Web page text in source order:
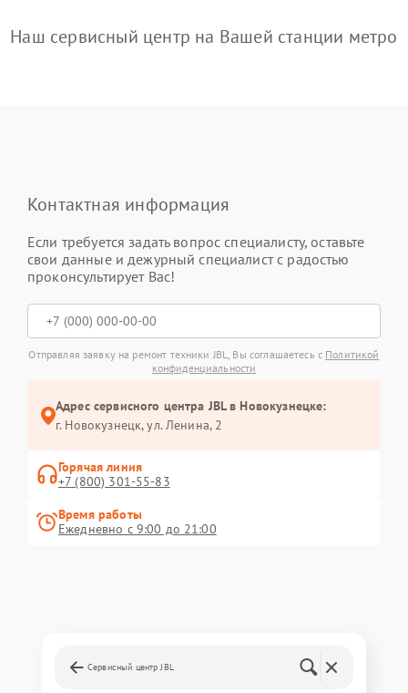
Наш сервисный центр на Вашей станции метро
Контактная информация
Если требуется задать вопрос специалисту, оставьте
свои данные и дежурный специалист с радостью
проконсультирует Вас!
Отправляя заявку на ремонт техники JBL, Вы соглашаетесь с Политикой
конфиденциальности
Адрес сервисного центра JBL в Новокузнецке:
г. Новокузнецк, ул. Ленина, 2
Горячая линия
+7 (800) 301-55-83
Время работы
Ежедневно с 9:00 до 21:00
Сервисный центр JBL